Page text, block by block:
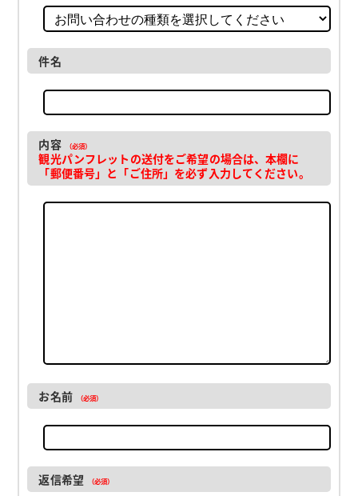
件名
内容 （必須）
観光パンフレットの送付をご希望の場合は、本欄に
「郵便番号」と「ご住所」を必ず入力してください。
お名前 （必須）
返信希望 （必須）